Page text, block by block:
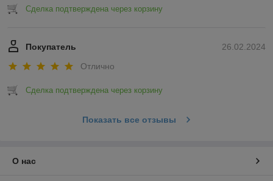
Сделка подтверждена через корзину
26.02.2024
Покупатель
Отлично
Сделка подтверждена через корзину
Показать все отзывы
О нас